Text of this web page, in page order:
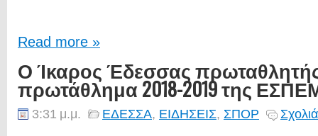
Read more »
Ο Ίκαρος Έδεσσας
πρωτάθλημα 2018-2019 της
3:31 μ.μ. ΕΔΕΣΣΑ, ΕΙΔΗΣΕΙΣ, ΣΠΟΡ